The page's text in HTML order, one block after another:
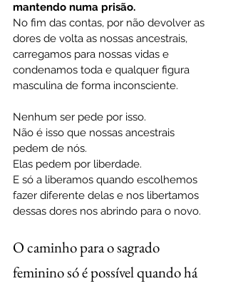
mantendo numa prisão.
No fim das contas, por não devolver as
dores de volta as nossas ancestrais,
carregamos para nossas vidas e
condenamos toda e qualquer figura
masculina de forma inconsciente.
Nenhum ser pede por isso.
Não é isso que nossas ancestrais
pedem de nós.
Elas pedem por liberdade.
E só a liberamos quando escolhemos
fazer diferente delas e nos libertamos
dessas dores nos abrindo para o novo.
O caminho para o sagrado
feminino só é possível quando há